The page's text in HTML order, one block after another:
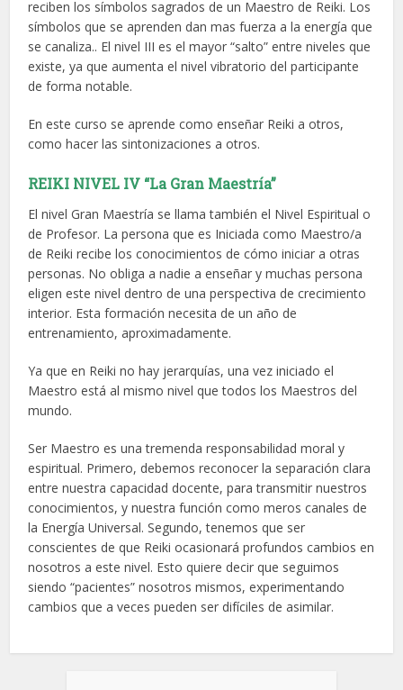
reciben los símbolos sagrados de un Maestro de Reiki. Los
símbolos que se aprenden dan mas fuerza a la energía que
se canaliza.. El nivel III es el mayor “salto” entre niveles que
existe, ya que aumenta el nivel vibratorio del participante
de forma notable.
En este curso se aprende como enseñar Reiki a otros,
como hacer las sintonizaciones a otros.
REIKI NIVEL IV “La Gran Maestría”
El nivel Gran Maestría se llama también el Nivel Espiritual o
de Profesor. La persona que es Iniciada como Maestro/a
de Reiki recibe los conocimientos de cómo iniciar a otras
personas. No obliga a nadie a enseñar y muchas persona
eligen este nivel dentro de una perspectiva de crecimiento
interior. Esta formación necesita de un año de
entrenamiento, aproximadamente.
Ya que en Reiki no hay jerarquías, una vez iniciado el
Maestro está al mismo nivel que todos los Maestros del
mundo.
Ser Maestro es una tremenda responsabilidad moral y
espiritual. Primero, debemos reconocer la separación clara
entre nuestra capacidad docente, para transmitir nuestros
conocimientos, y nuestra función como meros canales de
la Energía Universal. Segundo, tenemos que ser
conscientes de que Reiki ocasionará profundos cambios en
nosotros a este nivel. Esto quiere decir que seguimos
siendo “pacientes” nosotros mismos, experimentando
cambios que a veces pueden ser difíciles de asimilar.